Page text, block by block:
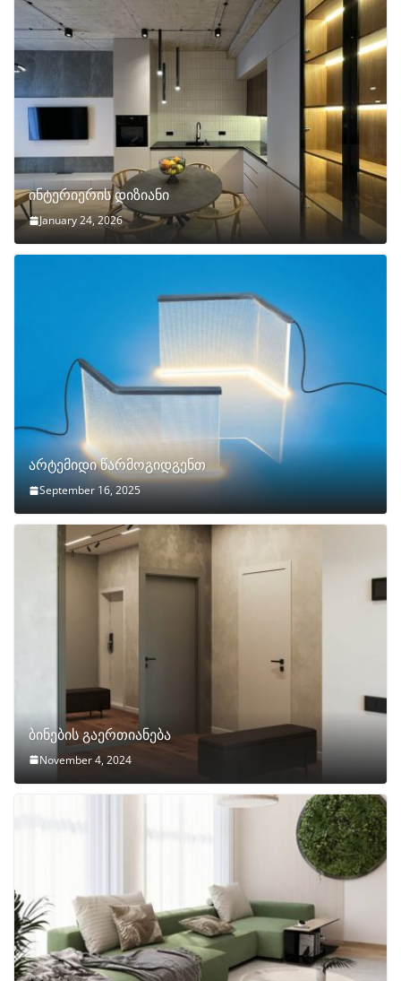
ინტერიერის დიზიანი
January 24, 2026
არტემიდი წარმოგიდგენთ
September 16, 2025
ბინების გაერთიანება
November 4, 2024